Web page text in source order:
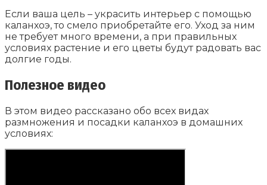
Если ваша цель – украсить интерьер с помощью
каланхоэ, то смело приобретайте его. Уход за ним
не требует много времени, а при правильных
условиях растение и его цветы будут радовать вас
долгие годы.
Полезное видео
В этом видео рассказано обо всех видах
размножения и посадки каланхоэ в домашних
условиях: